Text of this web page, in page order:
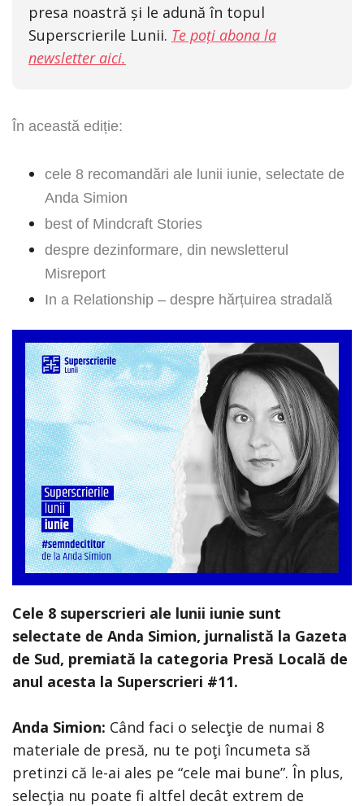
presa noastră și le adună în topul
Superscrierile Lunii. Te poți abona la
newsletter aici.
În această ediție:
cele 8 recomandări ale lunii iunie, selectate de
Anda Simion
best of Mindcraft Stories
despre dezinformare, din newsletterul
Misreport
In a Relationship – despre hărțuirea stradală
Cele 8 superscrieri ale lunii iunie sunt
selectate de Anda Simion, jurnalistă la Gazeta
de Sud, premiată la categoria Presă Locală de
anul acesta la Superscrieri #11.
Anda Simion: Când faci o selecţie de numai 8
materiale de presă, nu te poţi încumeta să
pretinzi că le-ai ales pe “cele mai bune”. În plus,
selecţia nu poate fi altfel decât extrem de